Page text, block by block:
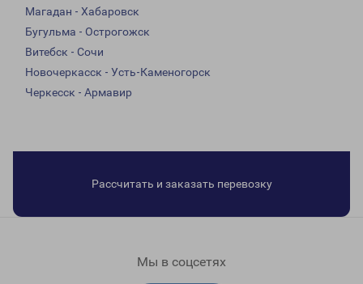
Магадан - Хабаровск
Бугульма - Острогожск
Витебск - Сочи
Новочеркасск - Усть-Каменогорск
Черкесск - Армавир
Рассчитать и заказать перевозку
Мы в соцсетях